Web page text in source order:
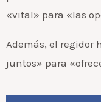
«vital» para «las
Además, el
juntos» para